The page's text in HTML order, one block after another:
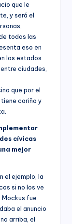
que le
y será el
todas las
eso en
los estados
ciudades,
que por el
cariño y
cívicas
mejor
el ejemplo, la
si no los ve
Mockus fue
el anuncio
arriba, el